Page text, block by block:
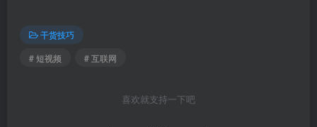
干货技巧
# 短视频
# 互联网
喜欢就支持一下吧